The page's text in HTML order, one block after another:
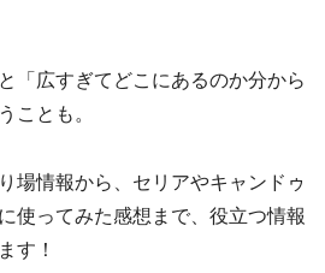
「広すぎてどこにあるのか分から
ことも。
場情報から、セリアやキャンドゥ
使ってみた感想まで、役立つ情報
す！